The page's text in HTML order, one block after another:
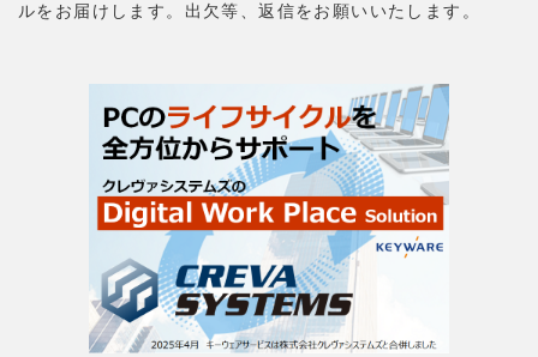
ルをお届けします。出欠等、返信をお願いいたします。